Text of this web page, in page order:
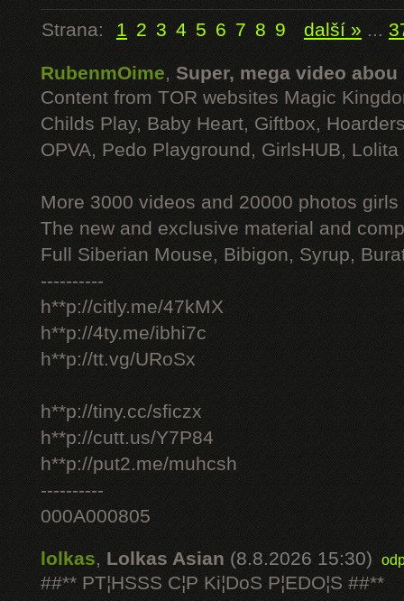
Strana: 1 2 3 4 5 6 7 8 9 další » ...
RubenmOime, Super, mega video abou
Content from TOR websites Magic
Childs Play, Baby Heart, Giftbox,
OPVA, Pedo Playground, GirlsHUB, Lolita
More 3000 videos and 20000 photos
The new and exclusive material and
Full Siberian Mouse, Bibigon, Syrup,
----------
h**p://citly.me/47kMX
h**p://4ty.me/ibhi7c
h**p://tt.vg/URoSx
h**p://tiny.cc/sficzx
h**p://cutt.us/Y7P84
h**p://put2.me/muhcsh
----------
000A000805
lolkas,Lolkas Asian (8.8.2026 15:30)
##** PT¦HSSS C¦P Ki¦DoS P¦EDO¦S ##**